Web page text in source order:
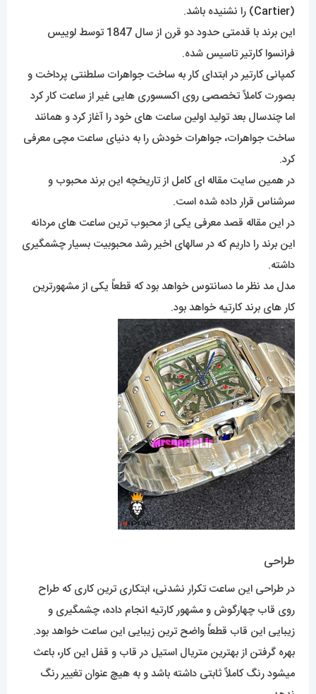
(
Cartier) را نشنیده باشد.
این برند با قدمتی حدود دو قرن از سال 1847 توسط لوییس
فرانسوا کارتیر تاسیس شده.
کمپانی کارتیر در ابتدای کار به ساخت جواهرات سلطنتی پرداخت و
بصورت کاملاً تخصصی روی اکسسوری هایی غیر از ساعت کار کرد
اما چندسال بعد تولید اولین ساعت های خود را آغاز کرد و همانند
ساخت جواهرات، جواهرات خودش را به دنیای ساعت مچی معرفی
کرد.
در همین سایت مقاله ای کامل از تاریخچه این برند محبوب و
سرشناس قرار داده شده است.
در این مقاله قصد معرفی یکی از محبوب ترین ساعت های مردانه
این برند را داریم که در سالهای اخیر رشد محبوبیت بسیار چشمگیری
داشته.
مدل مد نظر ما دسانتوس خواهد بود که قطعاً یکی از مشهورترین
کار های برند کارتیه خواهد بود.
طراحی
در طراحی این ساعت تکرار نشدنی، ابتکاری ترین کاری که طراح
روی قاب چهارگوش و مشهور کارتیه انجام داده، چشمگیری و
زیبایی این قاب قطعاً واضح ترین زیبایی این ساعت خواهد بود.
بهره گرفتن از بهترین متریال استیل در قاب و قفل این کار، باعث
میشود رنگ کاملاً ثابتی داشته باشد و به هیچ عنوان تغییر رنگ